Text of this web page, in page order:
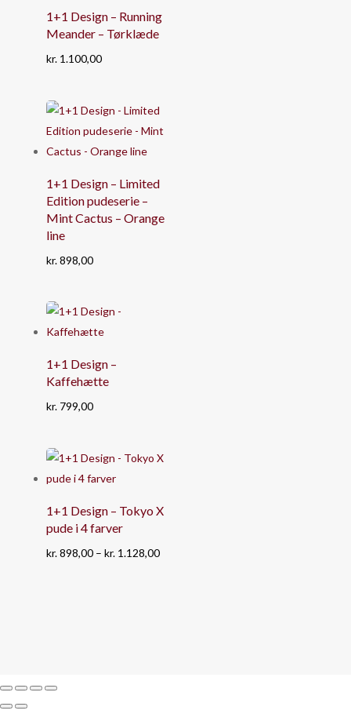
1+1 Design – Running
Meander – Tørklæde
kr.1.100,00
1+1 Design – Limited
Edition pudeserie –
Mint Cactus – Orange
line
kr.898,00
1+1 Design –
Kaffehætte
kr.799,00
1+1 Design – Tokyo X
pude i 4 farver
kr.898,00 – kr.1.128,00Prisinterval: